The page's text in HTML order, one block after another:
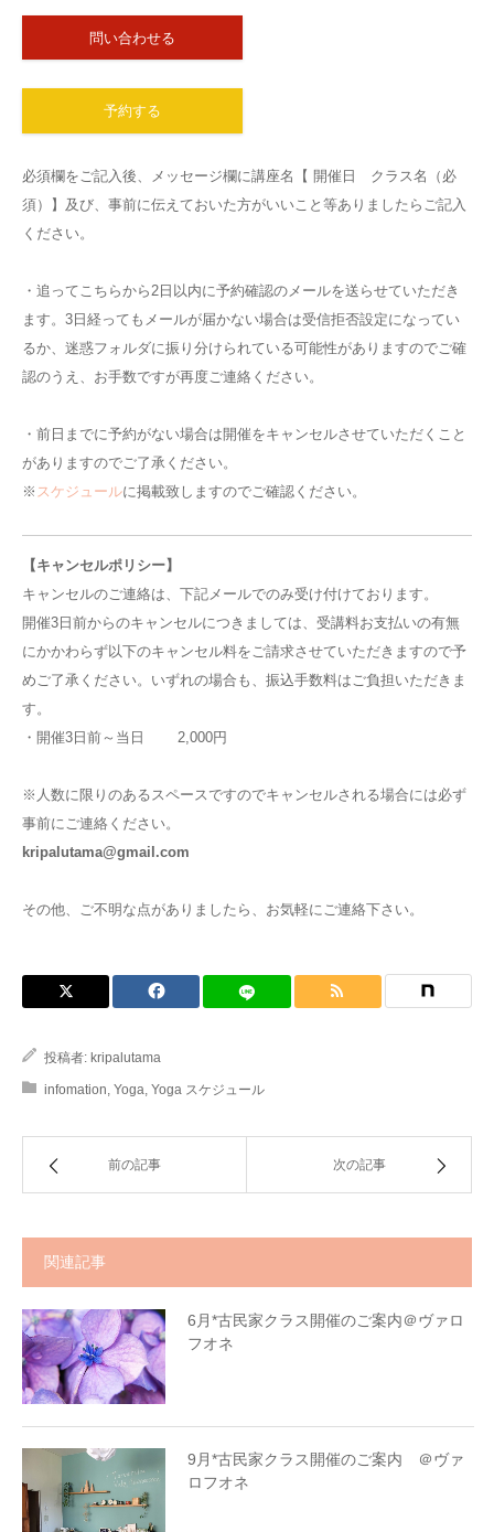
問い合わせる
予約する
必須欄をご記入後、メッセージ欄に講座名【 開催日 クラス名（必
須）】及び、事前に伝えておいた方がいいこと等ありましたらご記入
ください。
・追ってこちらから2日以内に予約確認のメールを送らせていただき
ます。3日経ってもメールが届かない場合は受信拒否設定になってい
るか、迷惑フォルダに振り分けられている可能性がありますのでご確
認のうえ、お手数ですが再度ご連絡ください。
・前日までに予約がない場合は開催をキャンセルさせていただくこと
がありますのでご了承ください。
※ スケジュールに掲載致しますのでご確認ください。
【キャンセルポリシー】
キャンセルのご連絡は、下記メールでのみ受け付けております。
開催3日前からのキャンセルにつきましては、受講料お支払いの有無
にかかわらず以下のキャンセル料をご請求させていただきますので予
めご了承ください。いずれの場合も、振込手数料はご負担いただきま
す。
・開催3日前～当日 2,000円
※人数に限りのあるスペースですのでキャンセルされる場合には必ず
事前にご連絡ください。
kripalutama@gmail.com
その他、ご不明な点がありましたら、お気軽にご連絡下さい。
投稿者: kripalutama
infomation Yoga Yoga スケジュール
前の記事 次の記事
関連記事
6月*古民家クラス開催のご案内＠ヴァロ
フオネ
9月*古民家クラス開催のご案内 ＠ヴァ
ロフオネ